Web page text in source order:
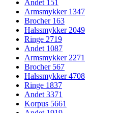
Andet 151
Armsmykker 1347
Brocher 163
Halssmykker2049
Ringe 2719
Andet 1087
Armsmykker2271
Brocher 567
Halssmykker4708
Ringe 1837
Andet3371
Korpus 5661